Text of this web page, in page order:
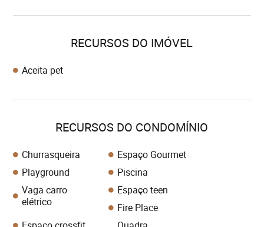
RECURSOS DO IMÓVEL
Aceita pet
RECURSOS DO CONDOMÍNIO
Churrasqueira
Espaço Gourmet
Playground
Piscina
Vaga carro
elétrico
Espaço teen
Fire Place